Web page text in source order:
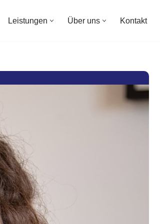
Leistungen Über uns Kontakt